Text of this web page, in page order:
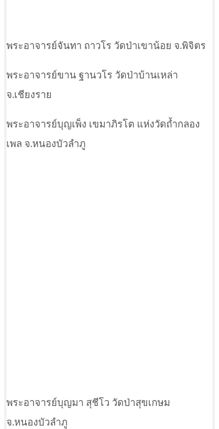
พระอาจารย์จันทา ถาวโร วัดป่าเขาน้อย จ.พิจิตร
พระอาจารย์ขาน ฐานวโร วัดป่าบ้านเหล่า
จ.เชียงราย
พระอาจารย์บุญเพ็ง เขมาภิรโต แห่งวัดถ้ำกลอง
เพล จ.หนองบัวลำภู
พระอาจารย์บุญมา สุชีโว วัดป่าสุขเกษม
จ.หนองบัวลำภู